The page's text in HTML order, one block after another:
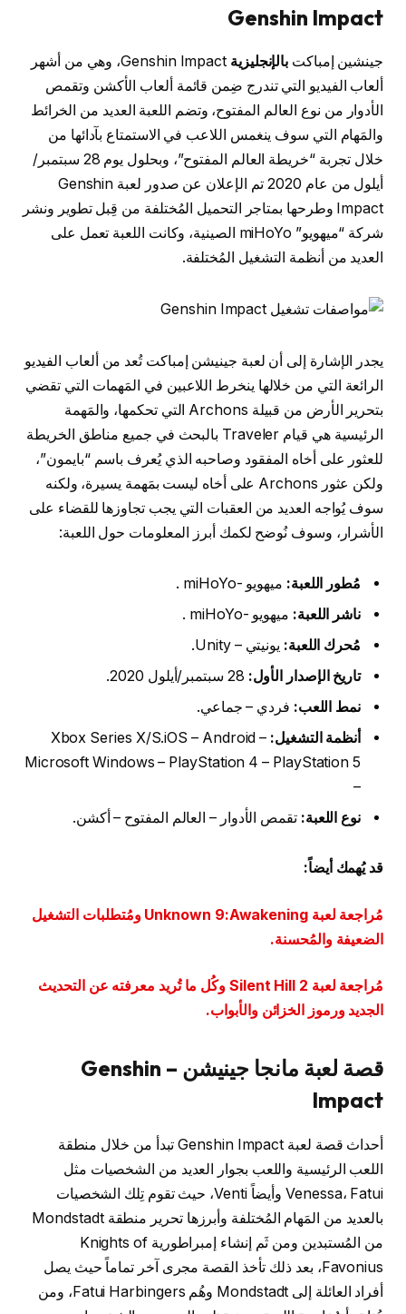
Genshin Impact
جينشين إمباكت بالإنجليزية
Genshin Impact، وهي من أشهر
ألعاب الفيديو التي تندرج ضِمن قائمة ألعاب الأكشن وتقمص
الأدوار من نوع العالم المفتوح، وتضم اللعبة العديد من الخرائط
والمَهام التي سوف ينغمس اللاعب في الاستمتاع بآدائها من
خلال تجربة “خريطة العالم المفتوح”، وبحلول يوم 28 سبتمبر/
أيلول من عام 2020 تم الإعلان عن صدور لعبة Genshin
Impact وطرحها بمتاجر التحميل المُختلفة من قِبل تطوير ونشر
شركة “ميهويو” miHoYo الصينية، وكانت اللعبة تعمل على
العديد من أنظمة التشغيل المُختلفة.
يجدر الإشارة إلى أن لعبة جينيشن إمباكت تُعد من ألعاب الفيديو
الرائعة التي من خلالها ينخرط اللاعبين في المَهمات التي تقضي
بتحرير الأرض من قبيلة Archons التي تحكمها، والمَهمة
الرئيسية هي قيام Traveler بالبحث في جميع مناطق الخريطة
للعثور على أخاه المفقود وصاحبه الذي يُعرف باسم “بايمون”،
ولكن عثور Archons على أخاه ليست بمَهمة يسيرة، ولكنه
سوف يُواجه العديد من العقبات التي يجب تجاوزها للقضاء على
الأشرار، وسوف نُوضح لكمك أبرز المعلومات حول اللعبة:
مُطور اللعبة: ميهويو -miHoYo .
ناشر اللعبة: ميهويو -miHoYo .
مُحرك اللعبة: يونيتي – Unity.
تاريخ الإصدار الأول:
نمط اللعب: فردي – جماعي.
أنظمة التشغيل: Xbox Series X/S.iOS – Android –
Microsoft Windows – PlayStation 4 – PlayStation 5
–
نوع اللعبة: تقمص الأدوار – العالم المفتوح – أكشن.
قد يُهمك أيضاً:
مُراجعة لعبة Unknown 9:Awakening ومُتطلبات التشغيل
الضعيفة والمُحسنة.
مُراجعة لعبة Silent Hill 2 وكُل ما تُريد معرفته عن التحديث
الجديد ورموز الخزائن والأبواب.
قصة لعبة مانجا جينيشن – Genshin
Impact
أحداث قصة لعبة Genshin Impact تبدأ من خلال منطقة
اللعب الرئيسية واللعب بجوار العديد من الشخصيات مثل
Venessa، Fatui وأيضاً Venti، حيث تقوم تِلك الشخصيات
بالعديد من المَهام المُختلفة وأبرزها تحرير منطقة Mondstadt
من المُستبدين ومن ثَم إنشاء إمبراطورية Knights of
Favonius، بعد ذلك تأخذ القصة مجرى آخر تماماً حيث يصل
أفراد العائلة إلى Mondstadt وهُم Fatui Harbingers، ومن